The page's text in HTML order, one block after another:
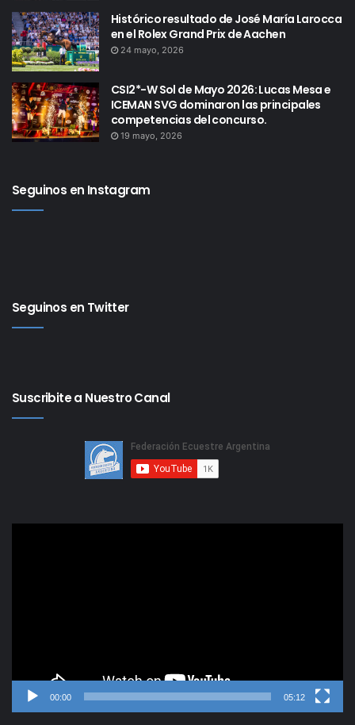
Histórico resultado de José María Larocca
en el Rolex Grand Prix de Aachen
24 mayo, 2026
CSI2*-W Sol de Mayo 2026: Lucas Mesa e
ICEMAN SVG dominaron las principales
competencias del concurso.
19 mayo, 2026
Seguinos en Instagram
Seguinos en Twitter
Suscribite a Nuestro Canal
00:00 05:12